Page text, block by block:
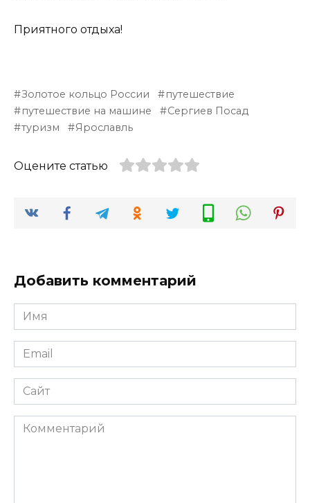
Приятного отдыха!
Золотое кольцо России
путешествие
путешествие на машине
Сергиев Посад
туризм
Ярославль
Оцените статью
Добавить комментарий
Имя
*
Email
*
Сайт
Комментарий